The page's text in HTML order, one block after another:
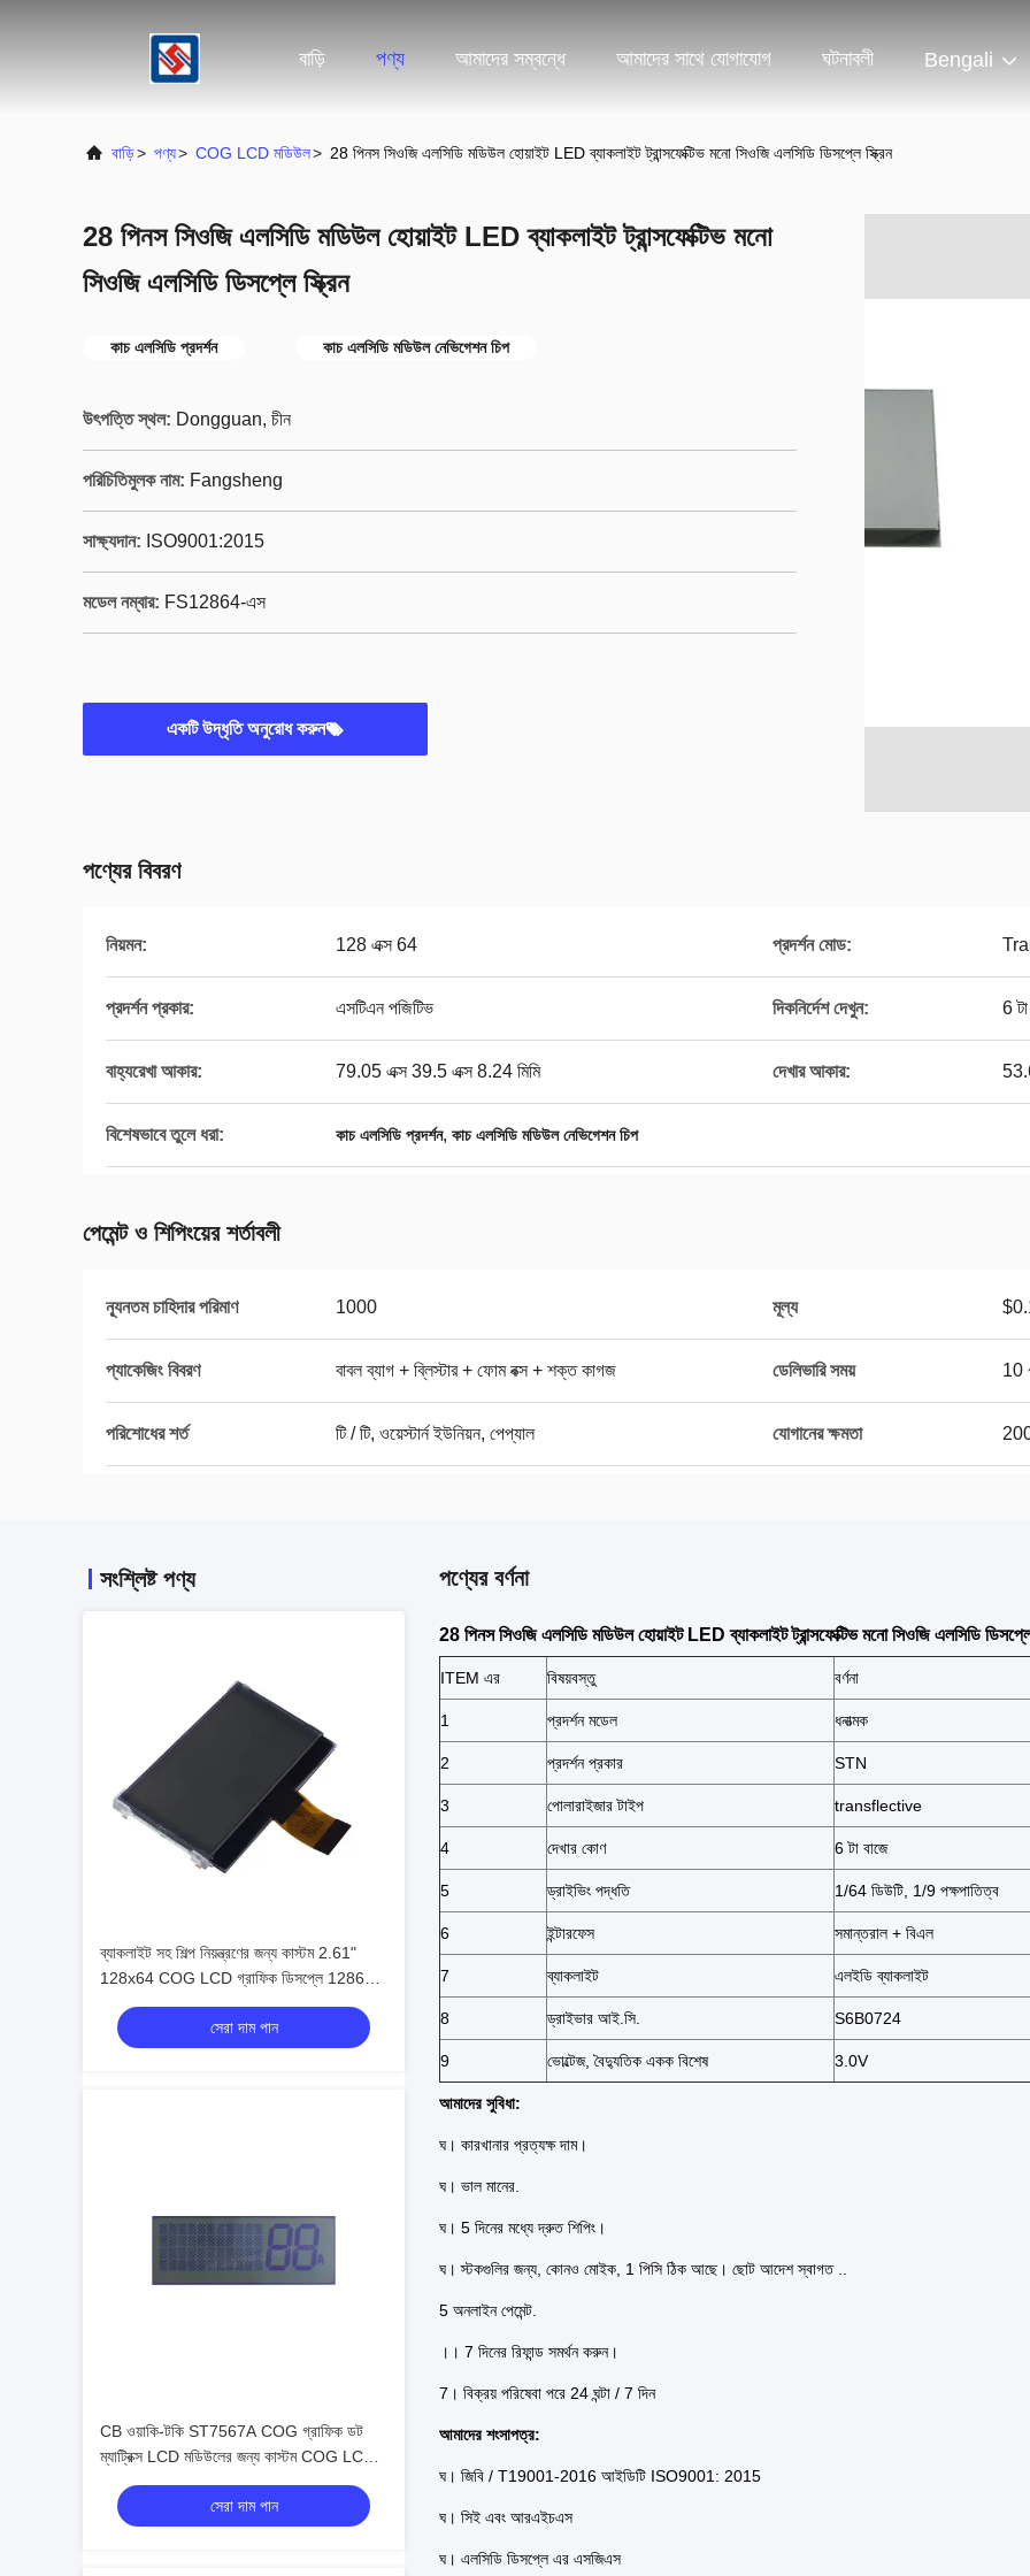
বাড়ি পণ্য আমাদের সম্বন্ধে আমাদের সাথে যোগাযোগ ঘটনাবলী Bengali
বাড়ি> পণ্য> COG LCD মডিউল> 28 পিনস সিওজি এলসিডি মডিউল হোয়াইট LED ব্যাকলাইট ট্রান্সফেক্টিভ মনো সিওজি এলসিডি ডিসপ্লে স্ক্রিন
28 পিনস সিওজি এলসিডি মডিউল হোয়াইট LED ব্যাকলাইট ট্রান্সফেক্টিভ মনো
সিওজি এলসিডি ডিসপ্লে স্ক্রিন
কাচ এলসিডি প্রদর্শন কাচ এলসিডি মডিউল নেভিগেশন চিপ
উৎপত্তি স্থল: Dongguan, চীন
পরিচিতিমুলক নাম: Fangsheng
সাক্ষ্যদান: ISO9001:2015
মডেল নম্বার: FS12864-এস
একটি উদ্ধৃতি অনুরোধ করুন
পণ্যের বিবরণ
নিয়মন: 128 এক্স 64 প্রদর্শন মোড:
প্রদর্শন প্রকার: এসটিএন পজিটিভ দিকনির্দেশ দেখুন: 6
বাহ্যরেখা আকার: 79.05 এক্স 39.5 এক্স 8.24 মিমি দেখার আকার:
বিশেষভাবে তুলে ধরা: কাচ এলসিডি প্রদর্শন, কাচ এলসিডি মডিউল নেভিগেশন চিপ
পেমেন্ট ও শিপিংয়ের শর্তাবলী
ন্যূনতম চাহিদার পরিমাণ 1000 মূল্য
প্যাকেজিং বিবরণ বাবল ব্যাগ + ব্লিস্টার + ফোম বক্স + শক্ত কাগজ ডেলিভারি সময় 10
পরিশোধের শর্ত টি / টি, ওয়েস্টার্ন ইউনিয়ন, পেপ্যাল যোগানের ক্ষমতা
সংশ্লিষ্ট পণ্য
ব্যাকলাইট সহ শিল্প নিয়ন্ত্রণের জন্য কাস্টম 2.61"
128x64 COG LCD গ্রাফিক ডিসপ্লে 12864
ডট COG LCD ডিসপ্লে মডিউল
সেরা দাম পান
CB ওয়াকি-টকি ST7567A COG গ্রাফিক ডট
ম্যাট্রিক্স LCD মডিউলের জন্য কাস্টম COG LCD
মডিউল
সেরা দাম পান
পণ্যের বর্ণনা
28 পিনস সিওজি এলসিডি মডিউল হোয়াইট LED ব্যাকলাইট ট্রান্সফেক্টিভ মনো সিওজি এলসিডি ডিসপ্লে
ITEM এর বিষয়বস্তু বর্ণনা
1 প্রদর্শন মডেল ধনাত্মক
2 প্রদর্শন প্রকার STN
3 পোলারাইজার টাইপ transflective
4 দেখার কোণ 6 টা বাজে
5 ড্রাইভিং পদ্ধতি 1/64 ডিউটি, 1/9 পক্ষপাতিত্ব
6 ইন্টারফেস সমান্তরাল + বিএল
7 ব্যাকলাইট এলইডি ব্যাকলাইট
8 ড্রাইভার আই.সি. S6B0724
9 ভোল্টেজ, বৈদ্যুতিক একক বিশেষ 3.0V
আমাদের সুবিধা:
ঘ। কারখানার প্রত্যক্ষ দাম।
ঘ। ভাল মানের.
ঘ। 5 দিনের মধ্যে দ্রুত শিপিং।
ঘ। স্টকগুলির জন্য, কোনও মোইক, 1 পিসি ঠিক আছে। ছোট আদেশ স্বাগত ..
5 অনলাইন পেমেন্ট.
।। 7 দিনের রিফান্ড সমর্থন করুন।
7। বিক্রয় পরিষেবা পরে 24 ঘন্টা / 7 দিন
আমাদের শংসাপত্র:
ঘ। জিবি / T19001-2016 আইডিটি ISO9001: 2015
ঘ। সিই এবং আরএইচএস
ঘ। এলসিডি ডিসপ্লে এর এসজিএস